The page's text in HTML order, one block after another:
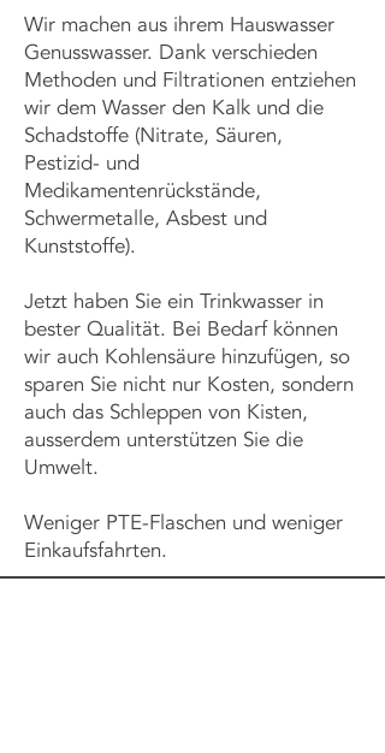
Wir machen aus ihrem Hauswasser
Genusswasser. Dank verschieden
Methoden und Filtrationen entziehen
wir dem Wasser den Kalk und die
Schadstoffe (Nitrate, Säuren,
Pestizid- und
Medikamentenrückstände,
Schwermetalle, Asbest und
Kunststoffe).
Jetzt haben Sie ein Trinkwasser in
bester Qualität. Bei Bedarf können
wir auch Kohlensäure hinzufügen, so
sparen Sie nicht nur Kosten, sondern
auch das Schleppen von Kisten,
ausserdem unterstützen Sie die
Umwelt.
Weniger PTE-Flaschen und weniger
Einkaufsfahrten.